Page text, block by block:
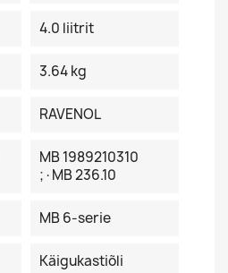
4.0 liitrit
3.64 kg
RAVENOL
MB 1989210310
;·MB 236.10
MB 6-serie
Käigukastiõli